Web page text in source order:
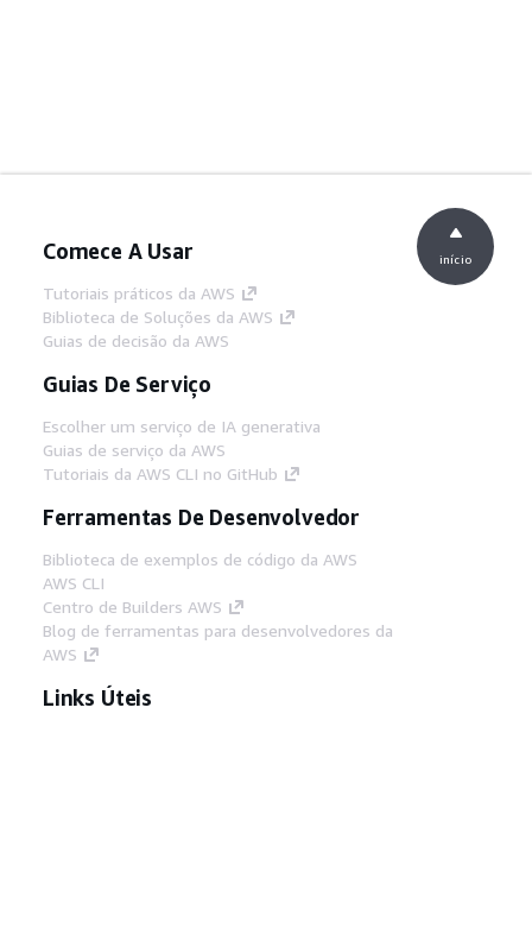
Comece A Usar
Tutoriais práticos da AWS
Biblioteca de Soluções da AWS
Guias de decisão da AWS
Guias De Serviço
Escolher um serviço de IA generativa
Guias de serviço da AWS
Tutoriais da AWS CLI no GitHub
Ferramentas De Desenvolvedor
Biblioteca de exemplos de código da AWS
AWS CLI
Centro de Builders AWS
Blog de ferramentas para desenvolvedores da
AWS
Links Úteis
início